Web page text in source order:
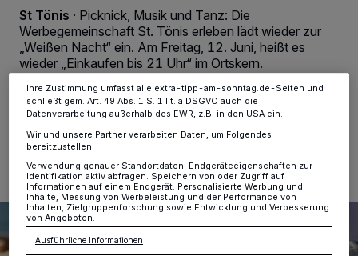
St Tönis · Picknick, Musik und Tanz: Die
Werbegemeinschaft St. Tönis erleben lädt wieder zur
„Weißen Nacht“ ein. Am Freitag, 12. Juni, heißt es
wieder „Einkaufen bis 21 Uhr“ im Ortskern.
03.06.2026 , 15:06 Uhr Eine Minute Lesezeit
dieses Menü jederzeit wieder aufrufen, um Ihre Einstellungen zu
ändern oder Ihre Einwilligung zu widerrufen, indem Sie auf den Link
Einstellungen oder Ablehnen am unteren Rand der Webseite klicken.
Ihre Einstellungen gelten innerhalb unseres Website. Weitere
Informationen finden Sie in unserer Datenschutzerklärung.
Ihre Zustimmung umfasst alle extra-tipp-am-sonntag.de-Seiten und
schließt gem. Art. 49 Abs. 1 S. 1 lit. a DSGVO auch die
Datenverarbeitung außerhalb des EWR, z.B. in den USA ein.
Wir und unsere Partner verarbeiten Daten, um Folgendes
bereitzustellen:
Verwendung genauer Standortdaten. Endgeräteeigenschaften zur
Identifikation aktiv abfragen. Speichern von oder Zugriff auf
Informationen auf einem Endgerät. Personalisierte Werbung und
Inhalte, Messung von Werbeleistung und der Performance von
Inhalten, Zielgruppenforschung sowie Entwicklung und Verbesserung
von Angeboten.
Ausführliche Informationen